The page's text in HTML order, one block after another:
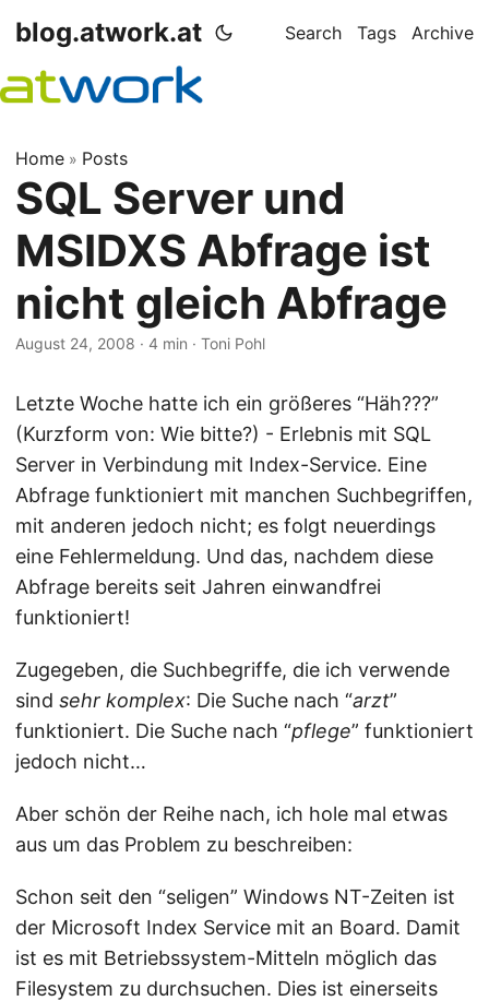
blog.atwork.at Search Tags Archive
Home » Posts
SQL Server und
MSIDXS Abfrage ist
nicht gleich Abfrage
August 24, 2008 · 4 min · Toni Pohl
Letzte Woche hatte ich ein größeres “Häh???”
(Kurzform von: Wie bitte?) - Erlebnis mit SQL
Server in Verbindung mit Index-Service. Eine
Abfrage funktioniert mit manchen Suchbegriffen,
mit anderen jedoch nicht; es folgt neuerdings
eine Fehlermeldung. Und das, nachdem diese
Abfrage bereits seit Jahren einwandfrei
funktioniert!
Zugegeben, die Suchbegriffe, die ich verwende
sind sehr komplex: Die Suche nach “arzt”
funktioniert. Die Suche nach “pflege” funktioniert
jedoch nicht…
Aber schön der Reihe nach, ich hole mal etwas
aus um das Problem zu beschreiben:
Schon seit den “seligen” Windows NT-Zeiten ist
der Microsoft Index Service mit an Board. Damit
ist es mit Betriebssystem-Mitteln möglich das
Filesystem zu durchsuchen. Dies ist einerseits